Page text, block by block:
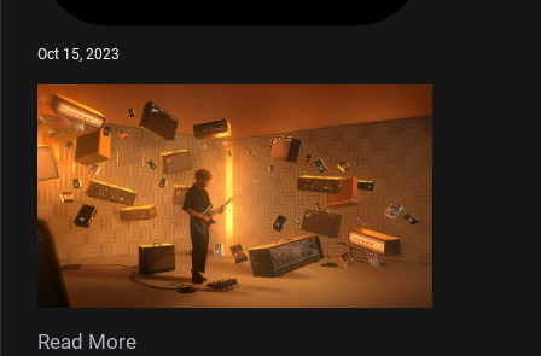
Oct 15, 2023
Read More